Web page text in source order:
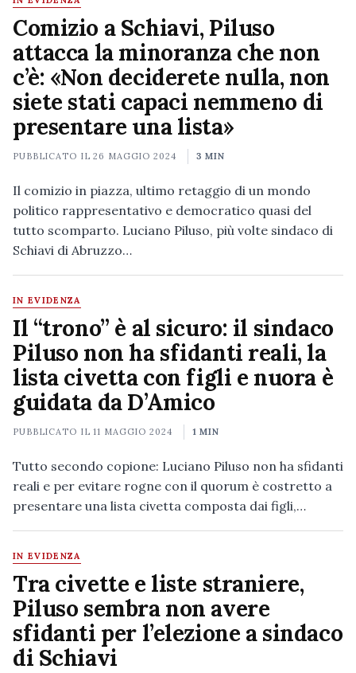
Comizio a Schiavi, Piluso
attacca la minoranza che non
c’è: «Non deciderete nulla, non
siete stati capaci nemmeno di
presentare una lista»
PUBBLICATO IL26 MAGGIO 2024 3 MIN
Il comizio in piazza, ultimo retaggio di un mondo
politico rappresentativo e democratico quasi del
tutto scomparto. Luciano Piluso, più volte sindaco di
Schiavi di Abruzzo…
IN EVIDENZA
Il “trono” è al sicuro: il sindaco
Piluso non ha sfidanti reali, la
lista civetta con figli e nuora è
guidata da D’Amico
PUBBLICATO IL11 MAGGIO 2024 1 MIN
Tutto secondo copione: Luciano Piluso non ha sfidanti
reali e per evitare rogne con il quorum è costretto a
presentare una lista civetta composta dai figli,…
IN EVIDENZA
Tra civette e liste straniere,
Piluso sembra non avere
sfidanti per l’elezione a sindaco
di Schiavi